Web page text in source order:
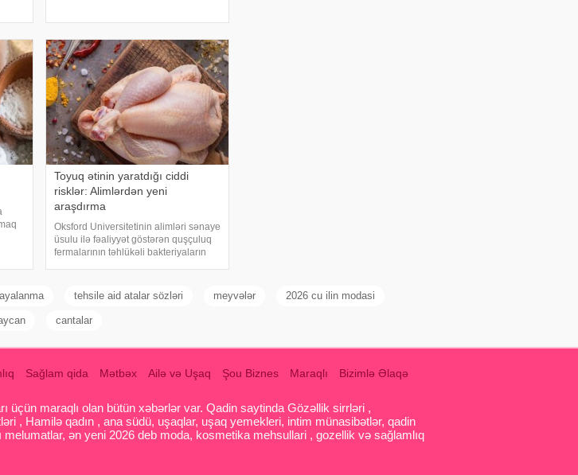
hallara səbəb ol
Toyuq ətinin yaratdığı ciddi
risklər: Alimlərdən yeni
araşdırma
Oksford Universitetinin alimləri sənaye
üsulu ilə fəaliyyət göstərən quşçuluq
fermalarının təhlükəli bakteriyaların
araşdırma zamanı son 45 i
tehsile aid atalar sözləri meyvələr 2026 cu ilin modasi
cantalar
Sağlam qida Mətbəx Ailə və Uşaq Şou Biznes Maraqlı Bizimlə Əlaqə
üçün maraqlı olan bütün xəbərlər var. Qadin saytinda Gözəllik sirrləri ,
, Hamilə qadın , ana südü, uşaqlar, uşaq yemekleri, intim münasibətlər, qadin
melumatlar, ən yeni 2026 deb moda, kosmetika mehsullari , gozellik və sağlamlıq